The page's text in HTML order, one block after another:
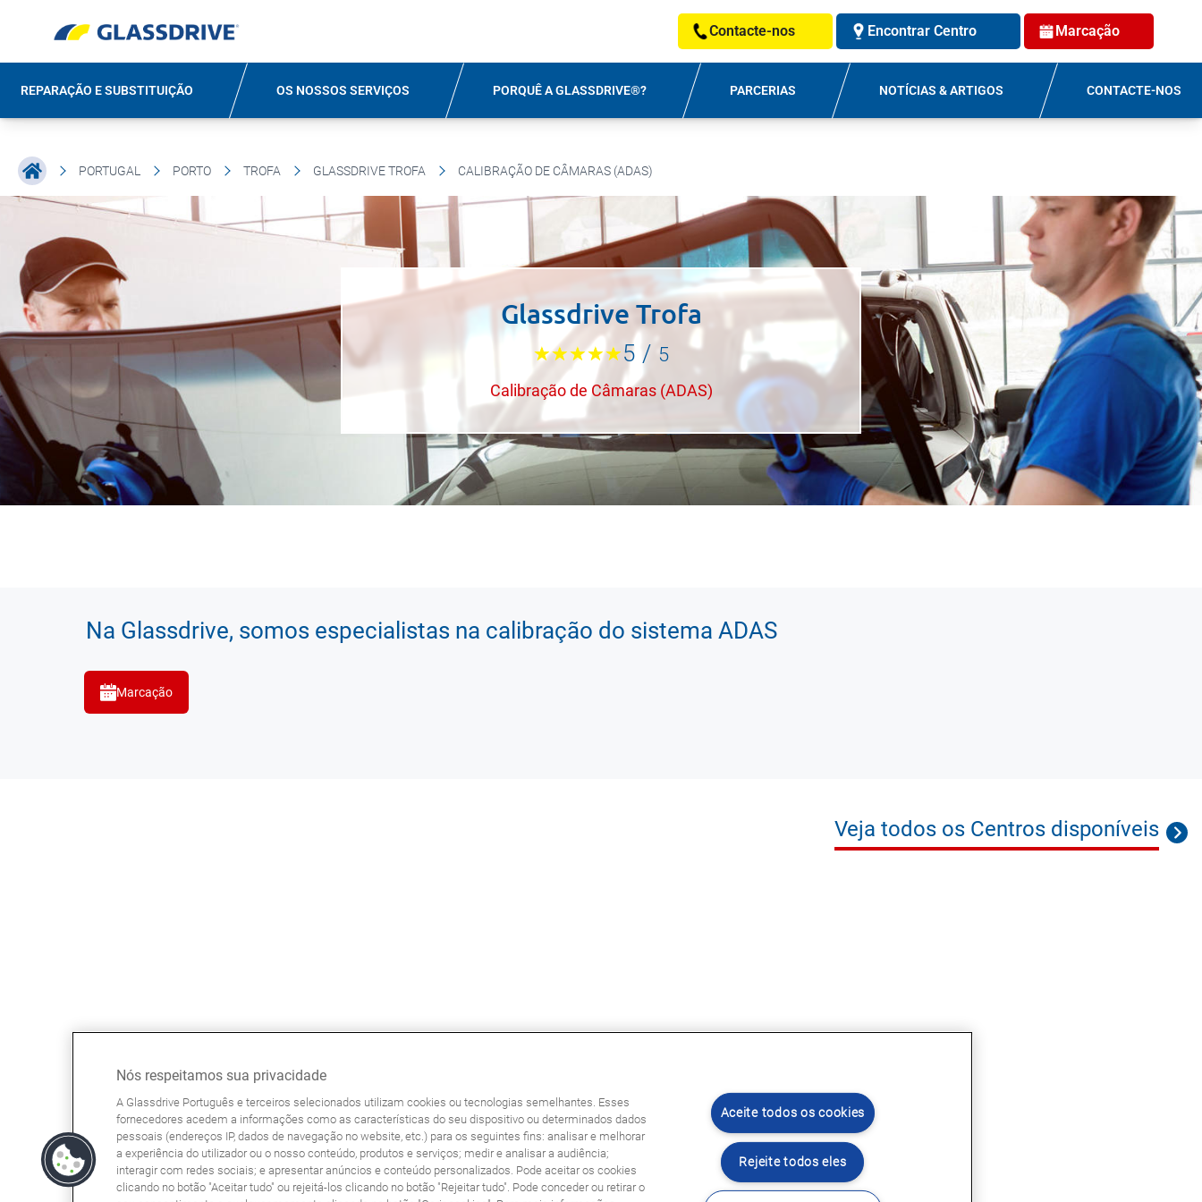
Contacte-nos Encontrar Centro Marcação
REPARAÇÃO E SUBSTITUIÇÃO OS NOSSOS SERVIÇOS PORQUÊ A GLASSDRIVE®? PARCERIAS NOTÍCIAS & ARTIGOS CONTACTE-NOS
PORTUGAL PORTO TROFA GLASSDRIVE TROFA CALIBRAÇÃO DE CÂMARAS (ADAS)
Glassdrive Trofa
5 / 5
Calibração de Câmaras (ADAS)
Na Glassdrive, somos especialistas na calibração do sistema ADAS
Marcação
Veja todos os Centros disponíveis
Nós respeitamos sua privacidade
A Glassdrive Português e terceiros selecionados utilizam cookies ou tecnologias semelhantes. Esses
fornecedores acedem a informações como as características do seu dispositivo ou determinados dados
pessoais (endereços IP, dados de navegação no website, etc.) para os seguintes fins: analisar e melhorar
a experiência do utilizador ou o nosso conteúdo, produtos e serviços; medir e analisar a audiência;
interagir com redes sociais; e apresentar anúncios e conteúdo personalizados. Pode aceitar os cookies
clicando no botão "Aceitar tudo" ou rejeitá-los clicando no botão "Rejeitar tudo". Pode conceder ou retirar o
Aceite todos os cookies
Rejeite todos eles